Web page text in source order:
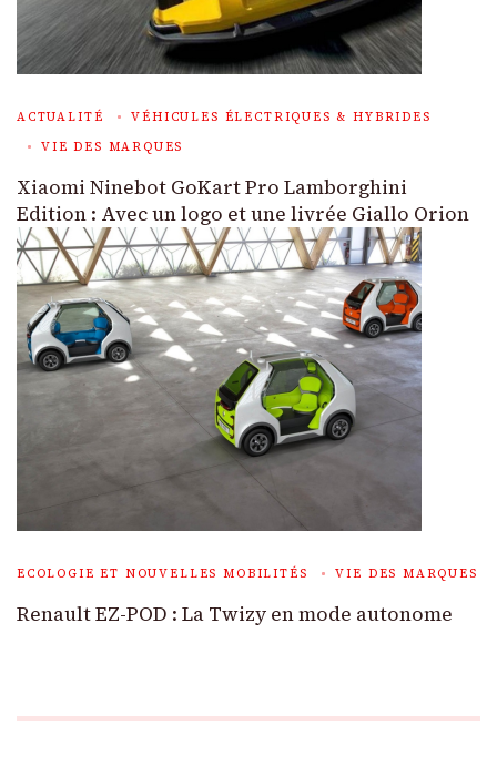
ACTUALITÉ
VÉHICULES ÉLECTRIQUES & HYBRIDES
VIE DES MARQUES
Xiaomi Ninebot GoKart Pro Lamborghini
Edition : Avec un logo et une livrée Giallo Orion
ECOLOGIE ET NOUVELLES MOBILITÉS VIE DES MARQUES
Renault EZ-POD : La Twizy en mode autonome